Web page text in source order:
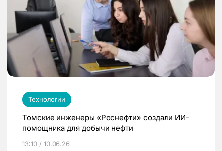
Технологии
Томские инженеры «Роснефти» создали ИИ-
помощника для добычи нефти
13:10 / 10.06.26